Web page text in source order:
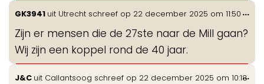
GK3941 uit Utrecht schreef op 22 december 2025 om 11:50
Zijn er mensen die de 27ste naar de Mill gaan?
Wij zijn een koppel rond de 40 jaar.
...
J&C uit Callantsoog schreef op 22 december 2025 om 10:18...